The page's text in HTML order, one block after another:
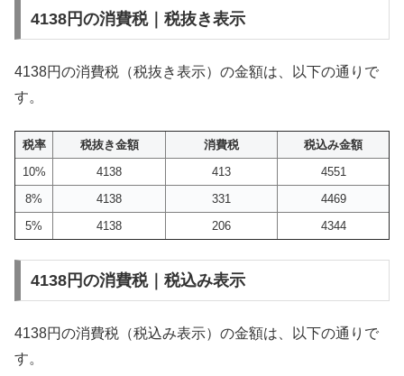
4138円の消費税｜税抜き表示
4138円の消費税（税抜き表示）の金額は、以下の通りで
す。
税率 税抜き金額 消費税
税込み金額
10%
4138 413
4551
8%
4138 331
4469
5%
4138 206 4344
4138円の消費税｜税込み表示
4138円の消費税（税込み表示）の金額は、以下の通りで
す。